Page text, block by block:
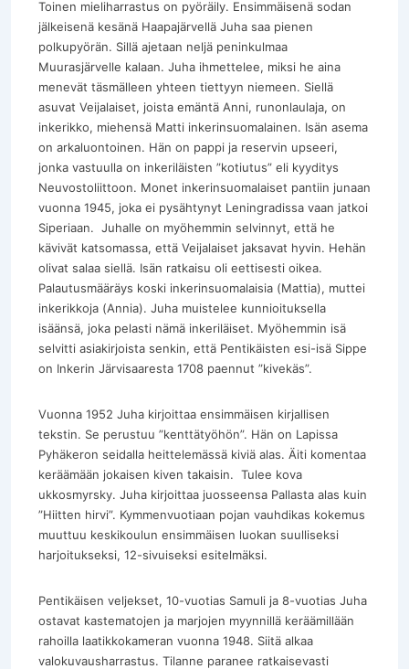
Toinen mieliharrastus on pyöräily. Ensimmäisenä sodan
jälkeisenä kesänä Haapajärvellä Juha saa pienen
polkupyörän. Sillä ajetaan neljä peninkulmaa
Muurasjärvelle kalaan. Juha ihmettelee, miksi he aina
menevät täsmälleen yhteen tiettyyn niemeen. Siellä
asuvat Veijalaiset, joista emäntä Anni, runonlaulaja, on
inkerikko, miehensä Matti inkerinsuomalainen. Isän asema
on arkaluontoinen. Hän on pappi ja reservin upseeri,
jonka vastuulla on inkeriläisten ”kotiutus” eli kyyditys
Neuvostoliittoon. Monet inkerinsuomalaiset pantiin junaan
vuonna 1945, joka ei pysähtynyt Leningradissa vaan jatkoi
Siperiaan. Juhalle on myöhemmin selvinnyt, että he
kävivät katsomassa, että Veijalaiset jaksavat hyvin. Hehän
olivat salaa siellä. Isän ratkaisu oli eettisesti oikea.
Palautusmääräys koski inkerinsuomalaisia (Mattia), muttei
inkerikkoja (Annia). Juha muistelee kunnioituksella
isäänsä, joka pelasti nämä inkeriläiset. Myöhemmin isä
selvitti asiakirjoista senkin, että Pentikäisten esi-isä Sippe
on Inkerin Järvisaaresta 1708 paennut ”kivekäs”.
Vuonna 1952 Juha kirjoittaa ensimmäisen kirjallisen
tekstin. Se perustuu ”kenttätyöhön”. Hän on Lapissa
Pyhäkeron seidalla heittelemässä kiviä alas. Äiti komentaa
keräämään jokaisen kiven takaisin. Tulee kova
ukkosmyrsky. Juha kirjoittaa juosseensa Pallasta alas kuin
”Hiitten hirvi”. Kymmenvuotiaan pojan vauhdikas kokemus
muuttuu keskikoulun ensimmäisen luokan suulliseksi
harjoitukseksi, 12-sivuiseksi esitelmäksi.
Pentikäisen veljekset, 10-vuotias Samuli ja 8-vuotias Juha
ostavat kastematojen ja marjojen myynnillä keräämillään
rahoilla laatikkokameran vuonna 1948. Siitä alkaa
valokuvausharrastus. Tilanne paranee ratkaisevasti